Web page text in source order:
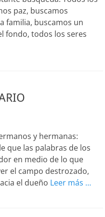
paz, buscamos
familia, buscamos un
fondo, todos los seres
y hermanas:
que las palabras de los
en medio de lo que
el campo destrozado,
el dueño Leer más …